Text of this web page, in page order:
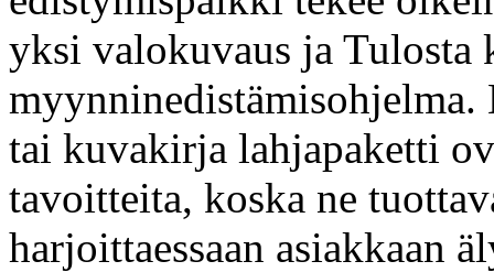
yksi valokuvaus ja Tulosta
tai kuvakirja lahjapaketti
tavoitteita, koska ne
harjoittaessaan asiakkaan